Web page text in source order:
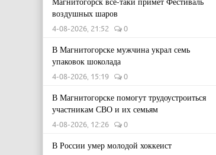
воздушных шаров
4-08-2026, 21:52 0
В Магнитогорске мужчина украл семь
упаковок шоколада
4-08-2026, 15:19 0
В Магнитогорске помогут трудоустроиться
участникам СВО и их семьям
4-08-2026, 12:26 0
В России умер молодой хоккеист